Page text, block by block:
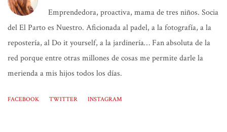
Emprendedora, proactiva, mama de tres niños. Socia
del El Parto es Nuestro. Aficionada al padel, a la fotografía, a la
repostería, al Do it yourself, a la jardinería… Fan absoluta de la
red porque entre otras millones de cosas me permite darle la
merienda a mis hijos todos los días.
FACEBOOK TWITTER INSTAGRAM